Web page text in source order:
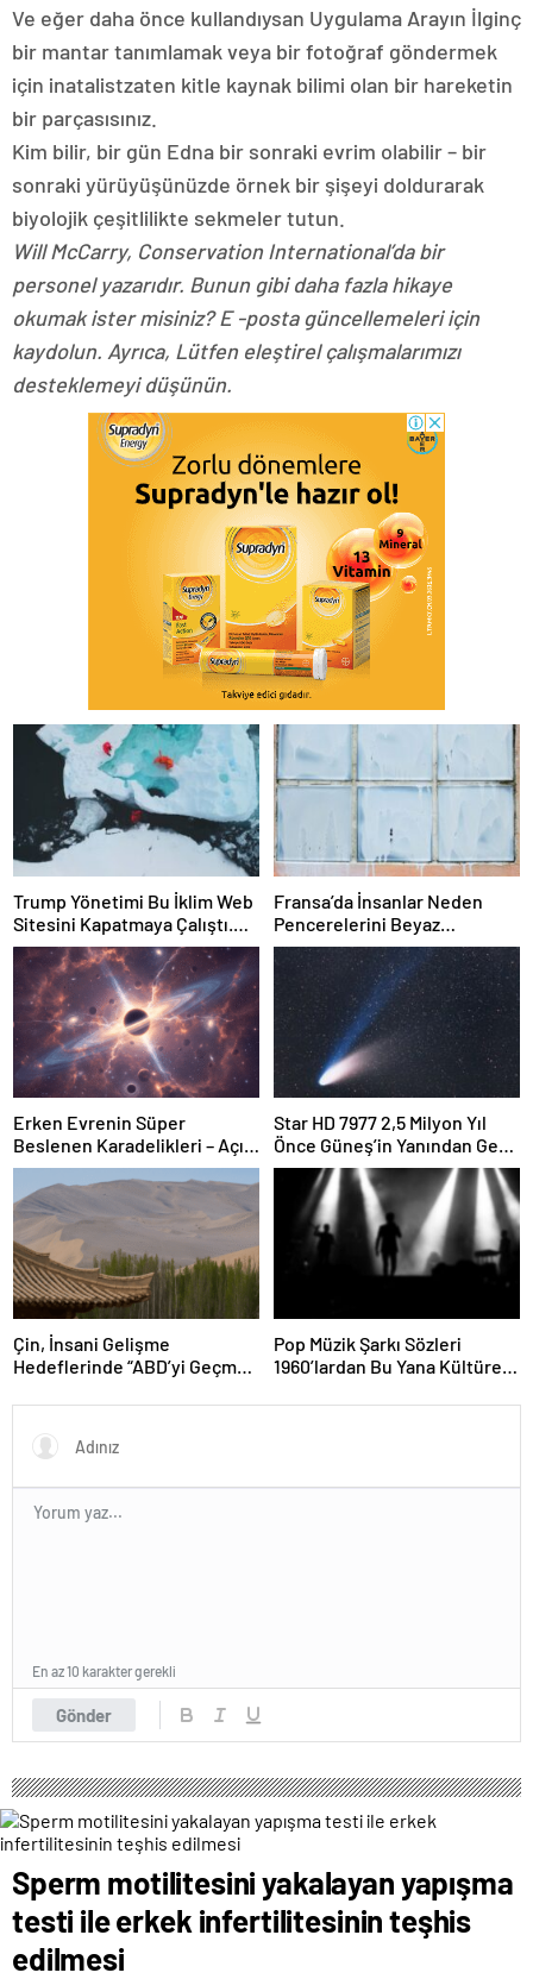
Ve eğer daha önce kullandıysan Uygulama Arayın İlginç
bir mantar tanımlamak veya bir fotoğraf göndermek
için inatalistzaten kitle kaynak bilimi olan bir hareketin
bir parçasısınız.
Kim bilir, bir gün Edna bir sonraki evrim olabilir – bir
sonraki yürüyüşünüzde örnek bir şişeyi doldurarak
biyolojik çeşitlilikte sekmeler tutun.
Will McCarry, Conservation International’da bir
personel yazarıdır. Bunun gibi daha fazla hikaye
okumak ister misiniz?E -posta güncellemeleri için
kaydolun. Ayrıca, Lütfen eleştirel çalışmalarımızı
desteklemeyi düşünün.
Trump Yönetimi Bu İklim Web
Sitesini Kapatmaya Çalıştı.
Bilim Adamları Onu Tekrar
Çevrimiçi Hale Getirdi
Fransa’da İnsanlar Neden
Pencerelerini Beyaz
Tebeşirle Boyuyor?
Erken Evrenin Süper
Beslenen Karadelikleri – Açık
Bilim
Star HD 7977 2,5 Milyon Yıl
Önce Güneş’in Yanından Geçti
Ve Bugün Hala Kuyruklu
Yıldızlardaki Rahatsızlığı
Görebiliyoruz
Çin, İnsani Gelişme
Hedeflerinde “ABD’yi Geçme
Pop Müzik Şarkı Sözleri
1960’lardan Bu Yana Kültürel
Açıdan Daha Karanlık Hale
Gönder
En az 10 karakter gerekli
Sperm motilitesini yakalayan yapışma
testi ile erkek infertilitesinin teşhis
edilmesi